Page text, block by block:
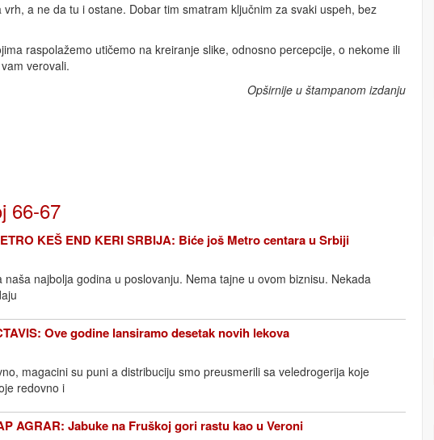
a ne da tu i ostane. Dobar tim smatram ključnim za svaki uspeh, bez
raspolažemo utičemo na kreiranje slike, odnosno percepcije, o nekome ili
verovali.
Opširnije u štampanom izdanju
66-67
KEŠ END KERI SRBIJA: Biće još Metro centara u Srbiji
najbolja godina u poslovanju. Nema tajne u ovom biznisu. Nekada
Ove godine lansiramo desetak novih lekova
magacini su puni a distribuciju smo preusmerili sa veledrogerija koje
redovno i
AGRAR: Jabuke na Fruškoj gori rastu kao u Veroni